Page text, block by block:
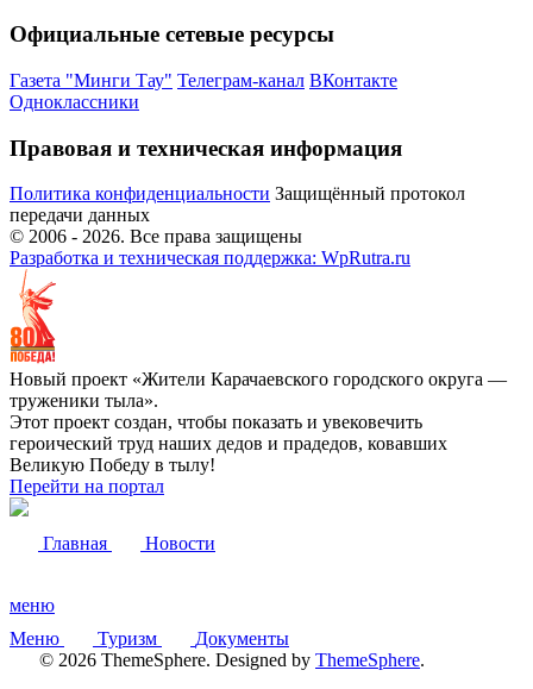
Официальные сетевые ресурсы
Газета "Минги Тау" Телеграм-канал ВКонтакте
Одноклассники
Правовая и техническая информация
Политика конфиденциальности Защищённый протокол
передачи данных
© 2006 - 2026. Все права защищены
Разработка и техническая поддержка: WpRutra.ru
Новый проект «Жители Карачаевского городского округа —
труженики тыла».
Этот проект создан, чтобы показать и увековечить
героический труд наших дедов и прадедов, ковавших
Великую Победу в тылу!
Перейти на портал
Главная Новости
меню
Меню
Туризм
Документы
© 2026 ThemeSphere. Designed by ThemeSphere.